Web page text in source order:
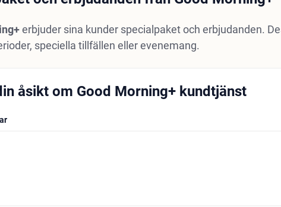
erbjuder sina kunder specialpaket och erbjudanden.
speciella tillfällen eller evenemang.
åsikt om Good Morning+ kundtjänst